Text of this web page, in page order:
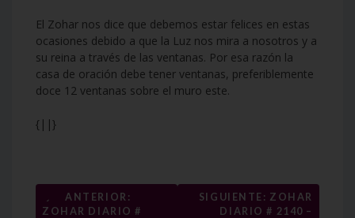
El Zohar nos dice que debemos estar felices en estas
ocasiones debido a que la Luz nos mira a nosotros y a
su reina a través de las ventanas. Por esa razón la
casa de oración debe tener ventanas, preferiblemente
doce 12 ventanas sobre el muro este.
{||}
Navegación
←
ANTERIOR:
ZOHAR DIARIO #
SIGUIENTE: ZOHAR
DIARIO # 2140 –